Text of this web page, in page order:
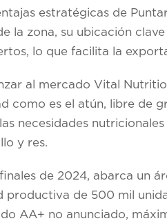
estratégicas de
la zona, su ubicación
lo que facilita la
al mercado Vital
como es el atún, libre de
necesidades nutricionales
y res.
de 2024, abarca un
productiva de 500 mil
AA+ no anunciado,